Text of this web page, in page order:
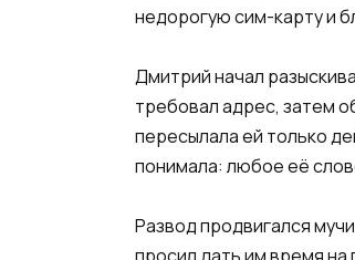
недорогую сим-карту и
Дмитрий начал
требовал адрес, затем
пересылала ей только
понимала: любое её
Развод продвигался